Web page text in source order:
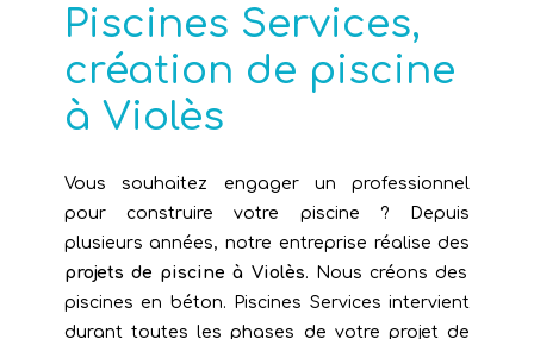
Piscines Services,
création de piscine
à Violès
Vous souhaitez engager un professionnel
pour construire votre piscine ? Depuis
plusieurs années, notre entreprise réalise des
projets de piscine à Violès. Nous créons des
piscines en béton. Piscines Services intervient
durant toutes les phases de votre projet de